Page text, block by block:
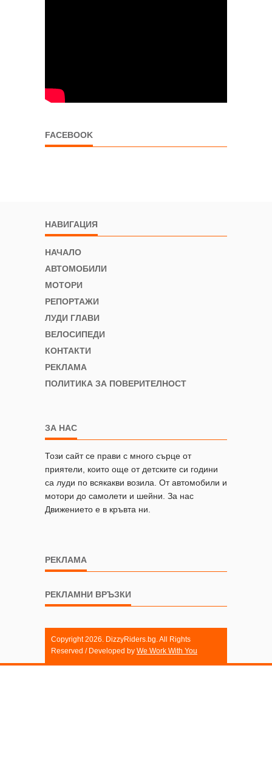
FACEBOOK
НАВИГАЦИЯ
НАЧАЛО
АВТОМОБИЛИ
МОТОРИ
РЕПОРТАЖИ
ЛУДИ ГЛАВИ
ВЕЛОСИПЕДИ
КОНТАКТИ
РЕКЛАМА
ПОЛИТИКА ЗА ПОВЕРИТЕЛНОСТ
ЗА НАС
Този сайт се прави с много сърце от
приятели, които още от детските си години
са луди по всякакви возила. От автомобили и
мотори до самолети и шейни. За нас
Движението е в кръвта ни.
РЕКЛАМА
РЕКЛАМНИ ВРЪЗКИ
Copyright 2026. DizzyRiders.bg. All Rights
Reserved / Developed by We Work With You